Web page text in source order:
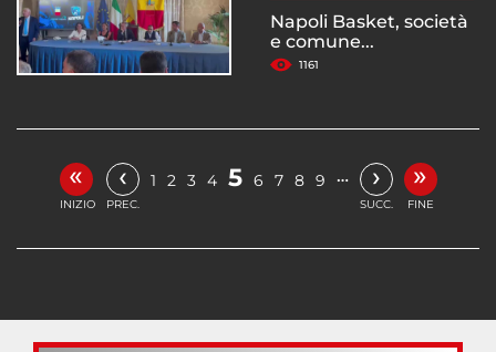
Napoli Basket, società
e comune...
1161
«
INIZIO
‹
PREC.
1 2 3 4 5 6 7 8 9 … ›
SUCC.
»
FINE